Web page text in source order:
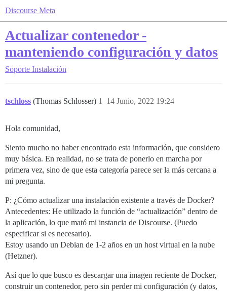
Discourse Meta
Actualizar contenedor -
manteniendo configuración y datos
Soporte Instalación
tschloss (Thomas Schlosser) 14 Junio, 2022 19:24
1
Hola comunidad,
Siento mucho no haber encontrado esta información, que considero
muy básica. En realidad, no se trata de ponerlo en marcha por
primera vez, sino de que esta categoría parece ser la más cercana a
mi pregunta.
P: ¿Cómo actualizar una instalación existente a través de Docker?
Antecedentes: He utilizado la función de “actualización” dentro de
la aplicación, lo que mató mi instancia de Discourse. (Puedo
especificar si es necesario).
Estoy usando un Debian de 1-2 años en un host virtual en la nube
(Hetzner).
Así que lo que busco es descargar una imagen reciente de Docker,
construir un contenedor, pero sin perder mi configuración (y datos,